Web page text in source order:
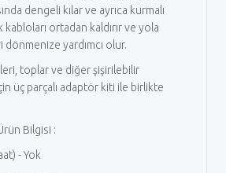
dengeli kılar ve ayrıca kurmalı
kabloları ortadan kaldırır ve yola
dönmenize yardımcı olur.
toplar ve diğer şişirilebilir
üç parçalı adaptör kiti ile birlikte
Bilgisi :
- Yok